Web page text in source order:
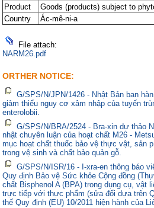
Product
Goods (products) subject to
Country
Ác-mê-ni-a
File attach:
NARM26.pdf
ORTHER NOTICE:
G/SPS/N/JPN/1426 - Nhật Bản ban
giảm thiểu nguy cơ xâm nhập của tuyến
enterolobii.
G/SPS/N/BRA/2524 - Bra-xin dự thảo
nhật chuyên luận của hoạt chất M26 -
mục hoạt chất thuốc bảo vệ thực vật, sản
trong vệ sinh và chất bảo quản gỗ.
G/SPS/N/ISR/16 - I-xra-en thông báo
Quy định Bảo vệ Sức khỏe Cộng đồng
chất Bisphenol A (BPA) trong dụng cụ, vật
trực tiếp với thực phẩm (sửa đổi dựa trên
thế Quy định (EU) 10/2011 hiện hành của